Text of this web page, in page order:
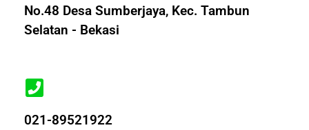
No.48 Desa Sumberjaya, Kec. Tambun
Selatan - Bekasi
021-89521922